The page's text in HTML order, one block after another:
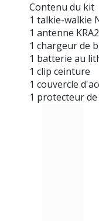
Contenu du kit
1 talkie-walkie
1 antenne
1 chargeur de
1 batterie au
1 clip ceinture
1 couvercle
1 protecteur